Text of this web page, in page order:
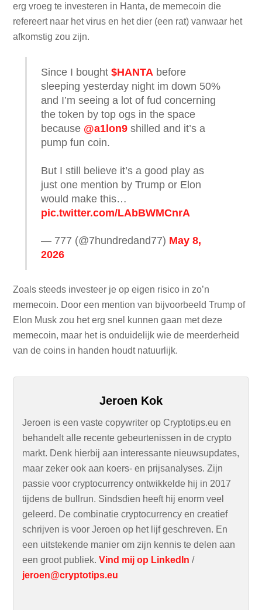
erg vroeg te investeren in Hanta, de memecoin die
refereert naar het virus en het dier (een rat) vanwaar het
afkomstig zou zijn.
Since I bought$HANTA before
sleeping yesterday night im down 50%
and I’m seeing a lot of fud concerning
the token by top ogs in the space
because @a1lon9 shilled and it’s a
pump fun coin.
But I still believe it’s a good play as
just one mention by Trump or Elon
would make this…
pic.twitter.com/LAbBWMCnrA
— 777 (@7hundredand77) May 8,
2026
Zoals steeds investeer je op eigen risico in zo’n
memecoin. Door een mention van bijvoorbeeld Trump of
Elon Musk zou het erg snel kunnen gaan met deze
memecoin, maar het is onduidelijk wie de meerderheid
van de coins in handen houdt natuurlijk.
Jeroen Kok
Jeroen is een vaste copywriter op Cryptotips.eu en
behandelt alle recente gebeurtenissen in de crypto
markt. Denk hierbij aan interessante nieuwsupdates,
maar zeker ook aan koers- en prijsanalyses. Zijn
passie voor cryptocurrency ontwikkelde hij in 2017
tijdens de bullrun. Sindsdien heeft hij enorm veel
geleerd. De combinatie cryptocurrency en creatief
schrijven is voor Jeroen op het lijf geschreven. En
een uitstekende manier om zijn kennis te delen aan
een groot publiek.Vind mij op LinkedIn /
jeroen@cryptotips.eu